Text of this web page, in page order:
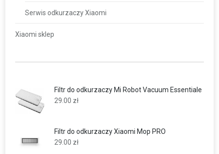
Serwis odkurzaczy Xiaomi
Xiaomi sklep
Filtr do odkurzaczy Mi Robot Vacuum Essentiale
29.00 zł
Filtr do odkurzaczy Xiaomi Mop PRO
29.00 zł